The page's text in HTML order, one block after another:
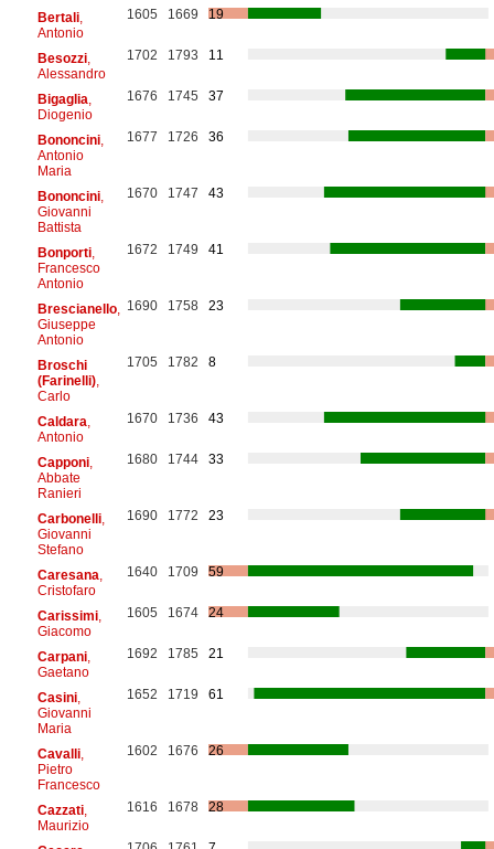
Bertali,
Antonio
1605 1669 19
Besozzi,
Alessandro
1702 1793 11
Bigaglia
Diogenio
1676 1745 37
Bononcini,
Antonio
Maria
1677 1726 36
Bononcini,
Giovanni
Battista
1670 1747 43
Bonporti,
Francesco
Antonio
1672 1749 41
Brescianello,
Giuseppe
Antonio
1690 1758 23
Broschi
(Farinelli),
Carlo
1705 1782 8
Caldara
Antonio
1670 1736 43
Capponi,
Abbate
Ranieri
1680 1744 33
Carbonelli,
Giovanni
Stefano
1690 1772 23
Caresana
Cristofaro
1640 1709 59
Carissimi,
Giacomo
1605 1674 24
Carpani,
Gaetano
1692 1785 21
Casini,
Giovanni
Maria
1652 1719 61
Cavalli,
Pietro
Francesco
1602 1676 26
Cazzati,
Maurizio
1616 1678 28